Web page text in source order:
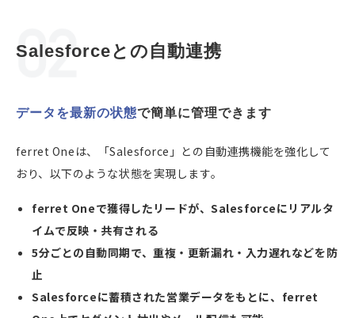
Salesforceとの自動連携
データを最新の状態で簡単に管理できます
ferret Oneは、「Salesforce」との自動連携機能を強化して
おり、以下のような状態を実現します。
ferret Oneで獲得したリードが、Salesforceにリアルタ
イムで反映・共有される
5分ごとの自動同期で、重複・更新漏れ・入力遅れなどを防
止
Salesforceに蓄積された営業データをもとに、ferret